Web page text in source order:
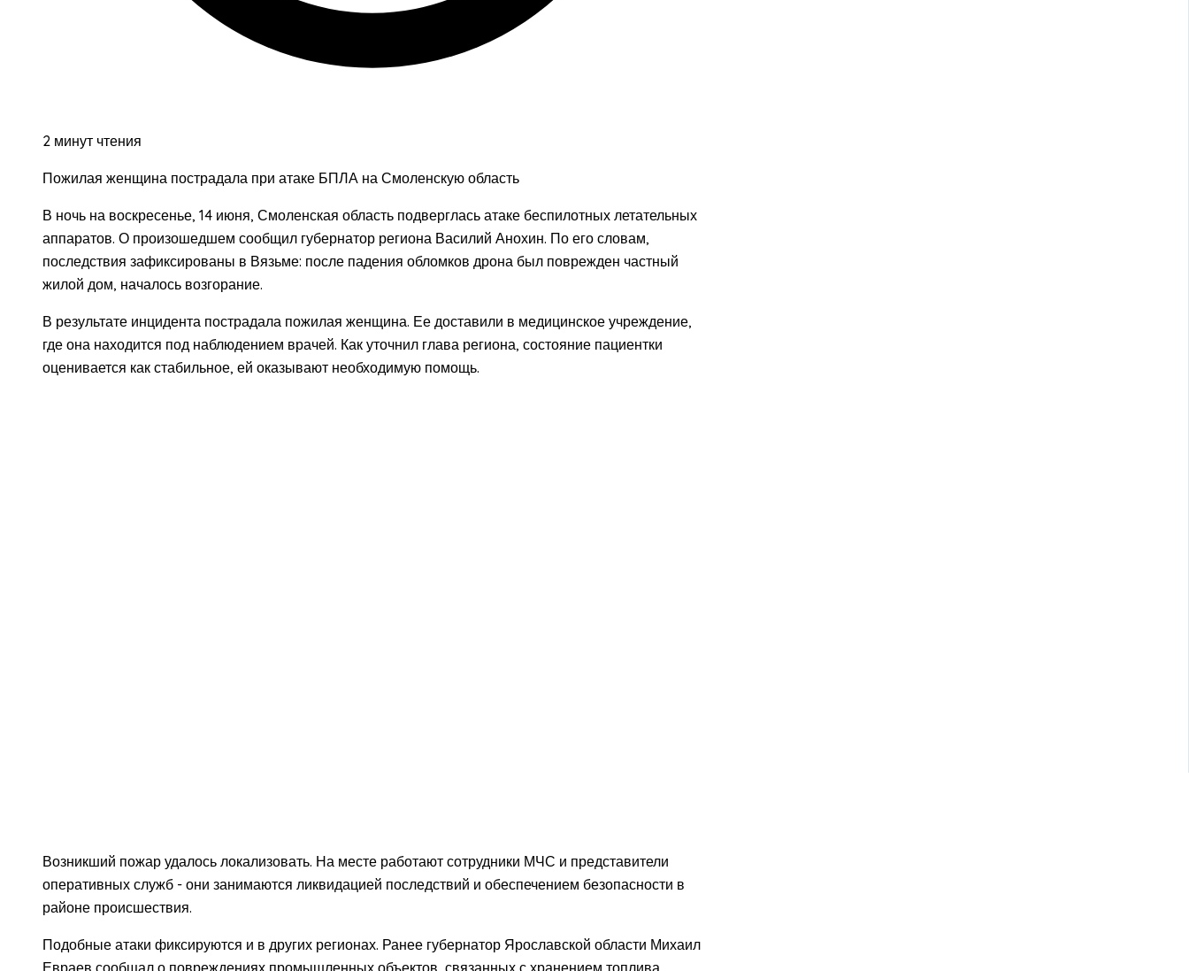
2 минут чтения
Пожилая женщина пострадала при атаке БПЛА на Смоленскую область
В ночь на воскресенье, 14 июня, Смоленская область подверглась атаке беспилотных летательных
аппаратов. О произошедшем сообщил губернатор региона Василий Анохин. По его словам,
последствия зафиксированы в Вязьме: после падения обломков дрона был поврежден частный
жилой дом, началось возгорание.
В результате инцидента пострадала пожилая женщина. Ее доставили в медицинское учреждение,
где она находится под наблюдением врачей. Как уточнил глава региона, состояние пациентки
оценивается как стабильное, ей оказывают необходимую помощь.
Возникший пожар удалось локализовать. На месте работают сотрудники МЧС и представители
оперативных служб - они занимаются ликвидацией последствий и обеспечением безопасности в
районе происшествия.
Подобные атаки фиксируются и в других регионах. Ранее губернатор Ярославской области Михаил
Евраев сообщал о повреждениях промышленных объектов, связанных с хранением топлива,